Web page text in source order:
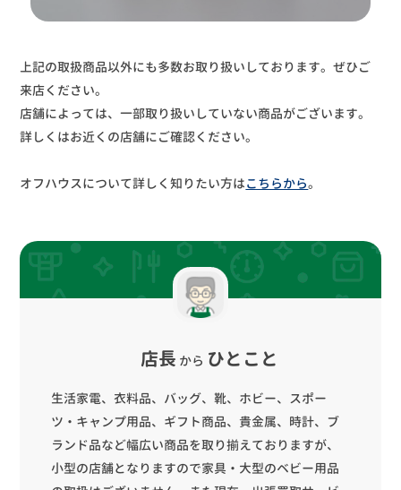
上記の取扱商品以外にも多数お取り扱いしております。ぜひご
来店ください。
店舗によっては、一部取り扱いしていない商品がございます。
詳しくはお近くの店舗にご確認ください。
オフハウスについて詳しく知りたい方はこちらから。
店長 から ひとこと
生活家電、衣料品、バッグ、靴、ホビー、スポー
ツ・キャンプ用品、ギフト商品、貴金属、時計、ブ
ランド品など幅広い商品を取り揃えておりますが、
小型の店舗となりますので家具・大型のベビー用品